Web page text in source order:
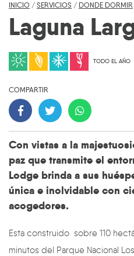
INICIO / SERVICIOS / DONDE DORMIR
Laguna
TODO EL AÑO
COMPARTIR
Con vistas a la
paz que transmite el
Lodge brinda a sus
única e inolvidable con
acogedores.
Esta construido sobre 110
minutos del Parque Nacional